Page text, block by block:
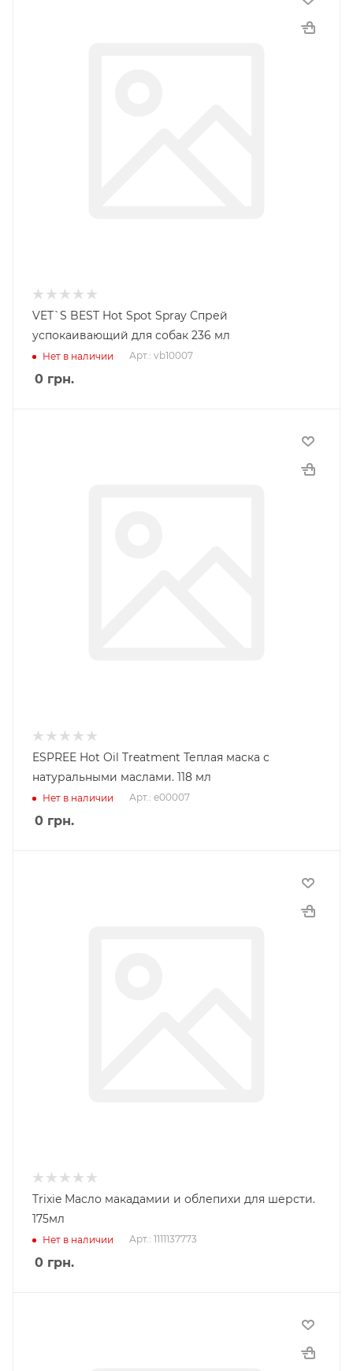
VET`S BEST Hot Spot Spray Спрей
успокаивающий для собак 236 мл
Нет в наличии Арт.: vb10007
0 грн.
ESPREE Hot Oil Treatment Теплая маска с
натуральными маслами. 118 мл
Нет в наличии Арт.: e00007
0 грн.
Trixie Масло макадамии и облепихи для шерсти.
175мл
Нет в наличии Арт.: 1111137773
0 грн.